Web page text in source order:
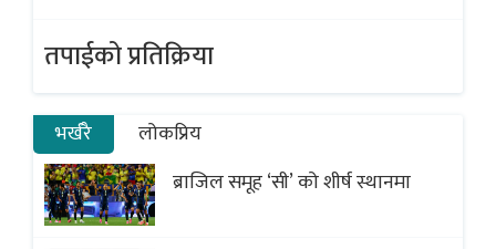
तपाईको प्रतिक्रिया
भर्खरै
लोकप्रिय
ब्राजिल समूह ‘सी’ को शीर्ष स्थानमा